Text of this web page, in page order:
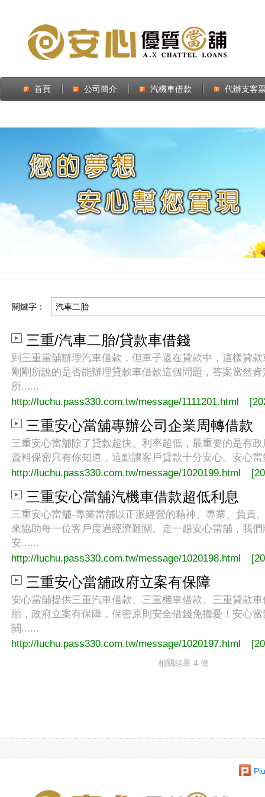
首頁 公司簡介 汽機車借款 代辦支客
關鍵字：
三重/汽車二胎/貸款車借錢
到三重當舖辦理汽車借款，但車子還在貸款中，這樣貸
剛剛所說的是否能辦理貸款車借款這個問題，答案當然
所......
http://luchu.pass330.com.tw/message/1111201.html
三重安心當舖專辦公司企業周轉借款
三重安心當舖除了貸款超快、利率超低，最重要的是有
資料保密只有你知道，這點讓客戶貸款十分安心。安心
http://luchu.pass330.com.tw/message/1020199.html
三重安心當舖汽機車借款超低利息
三重安心當舖-專業當舖以正派經營的精神、專業、負責
來協助每一位客戶度過經濟難關。走一趟安心當舖，我
安......
http://luchu.pass330.com.tw/message/1020198.html
三重安心當舖政府立案有保障
安心當舖提供三重汽車借款、三重機車借款、三重貸款
胎，政府立案有保障，保密原則安全借錢免擔憂！安心
關......
http://luchu.pass330.com.tw/message/1020197.html
相關結果 4 條